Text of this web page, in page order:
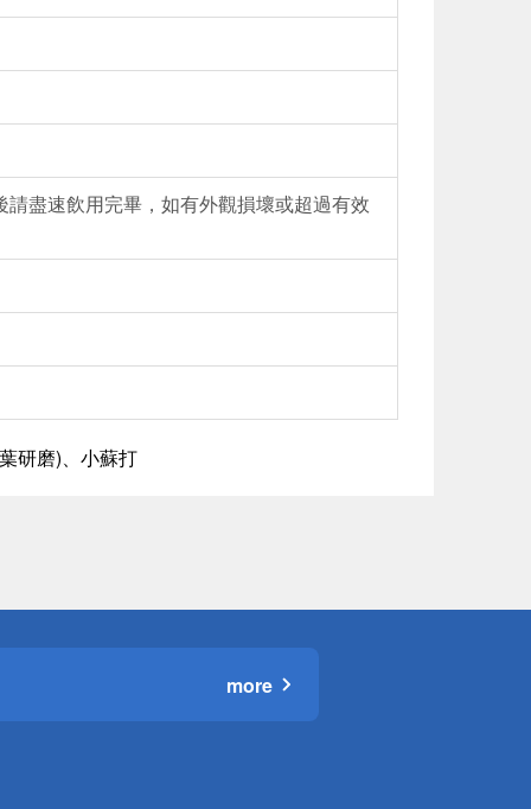
盡速飲用完畢，如有外觀損壞或超過有效
研磨)、小蘇打
more